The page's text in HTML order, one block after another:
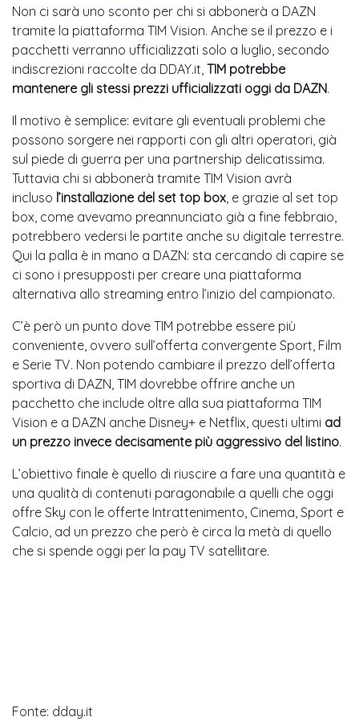
Non ci sarà uno sconto per chi si abbonerà a DAZN
tramite la piattaforma TIM Vision. Anche se il prezzo e i
pacchetti verranno ufficializzati solo a luglio, secondo
indiscrezioni raccolte da DDAY.it, TIM potrebbe
mantenere gli stessi prezzi ufficializzati oggi da DAZN.
Il motivo è semplice: evitare gli eventuali problemi che
possono sorgere nei rapporti con gli altri operatori, già
sul piede di guerra per una partnership delicatissima.
Tuttavia chi si abbonerà tramite TIM Vision avrà
incluso l’installazione del set top box, e grazie al set top
box, come avevamo preannunciato già a fine febbraio,
potrebbero vedersi le partite anche su digitale terrestre.
Qui la palla è in mano a DAZN: sta cercando di capire se
ci sono i presupposti per creare una piattaforma
alternativa allo streaming entro l’inizio del campionato.
C’è però un punto dove TIM potrebbe essere più
conveniente, ovvero sull’offerta convergente Sport, Film
e Serie TV. Non potendo cambiare il prezzo dell’offerta
sportiva di DAZN, TIM dovrebbe offrire anche un
pacchetto che include oltre alla sua piattaforma TIM
Vision e a DAZN anche Disney+ e Netflix, questi ultimi ad
un prezzo invece decisamente più aggressivo del listino.
L’obiettivo finale è quello di riuscire a fare una quantità e
una qualità di contenuti paragonabile a quelli che oggi
offre Sky con le offerte Intrattenimento, Cinema, Sport e
Calcio, ad un prezzo che però è circa la metà di quello
che si spende oggi per la pay TV satellitare.
Fonte: dday.it